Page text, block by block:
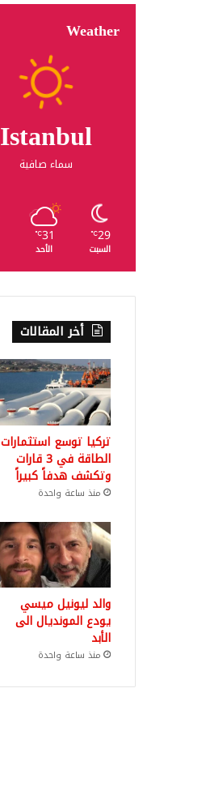
Weather
Istanbul
سماء صافية
29
℃
السبت
31
℃
الأحد
أخر المقالات
تركيا توسع استثمارات
الطاقة في 3 قارات
وتكشف هدفاً كبيراً
منذ ساعة واحدة
والد ليونيل ميسي
يودع المونديال الى
الأبد
منذ ساعة واحدة